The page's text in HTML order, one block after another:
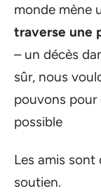
monde mène
traverse une
– un décès
sûr, nous
pouvons
possible
Les amis
soutien.